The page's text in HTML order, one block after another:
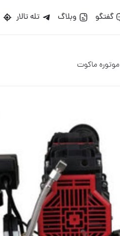
گفتگو وبلاگ تله تالار
ماکوت